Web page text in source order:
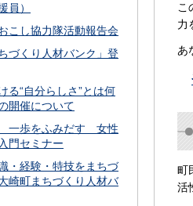
員）
こし協力隊活動報告会
づくり人材バンク」登
る“自分らしさ”とは何
開催について
一歩をふみだす 女性
門セミナー
・経験・特技をまちづ
崎町まちづくり人材バ
こ
力
あ
町
活